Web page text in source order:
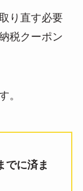
り直す必要
税クーポン
。
でに済ま